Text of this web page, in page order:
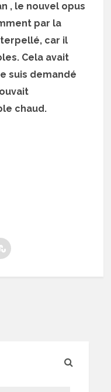
, le nouvel opus
par la
car il
Cela avait
suis demandé
chaud.